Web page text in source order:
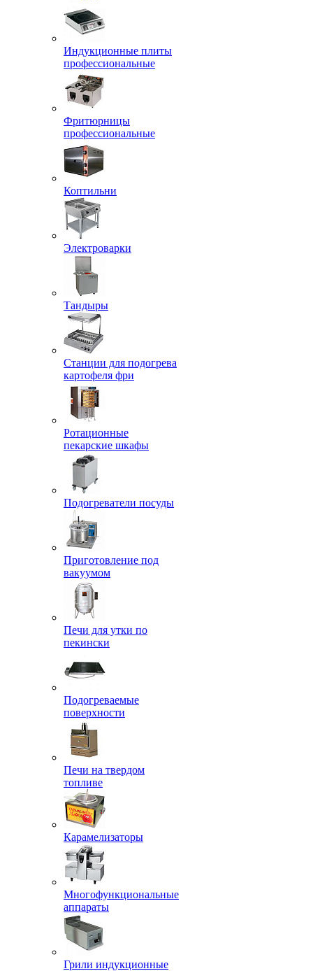
Индукционные плиты
профессиональные
Фритюрницы
профессиональные
Коптильни
Электроварки
Тандыры
Станции для подогрева
картофеля фри
Ротационные
пекарские шкафы
Подогреватели посуды
Приготовление под
вакуумом
Печи для утки по
пекински
Подогреваемые
поверхности
Печи на твердом
топливе
Карамелизаторы
Многофункциональные
аппараты
Грили индукционные